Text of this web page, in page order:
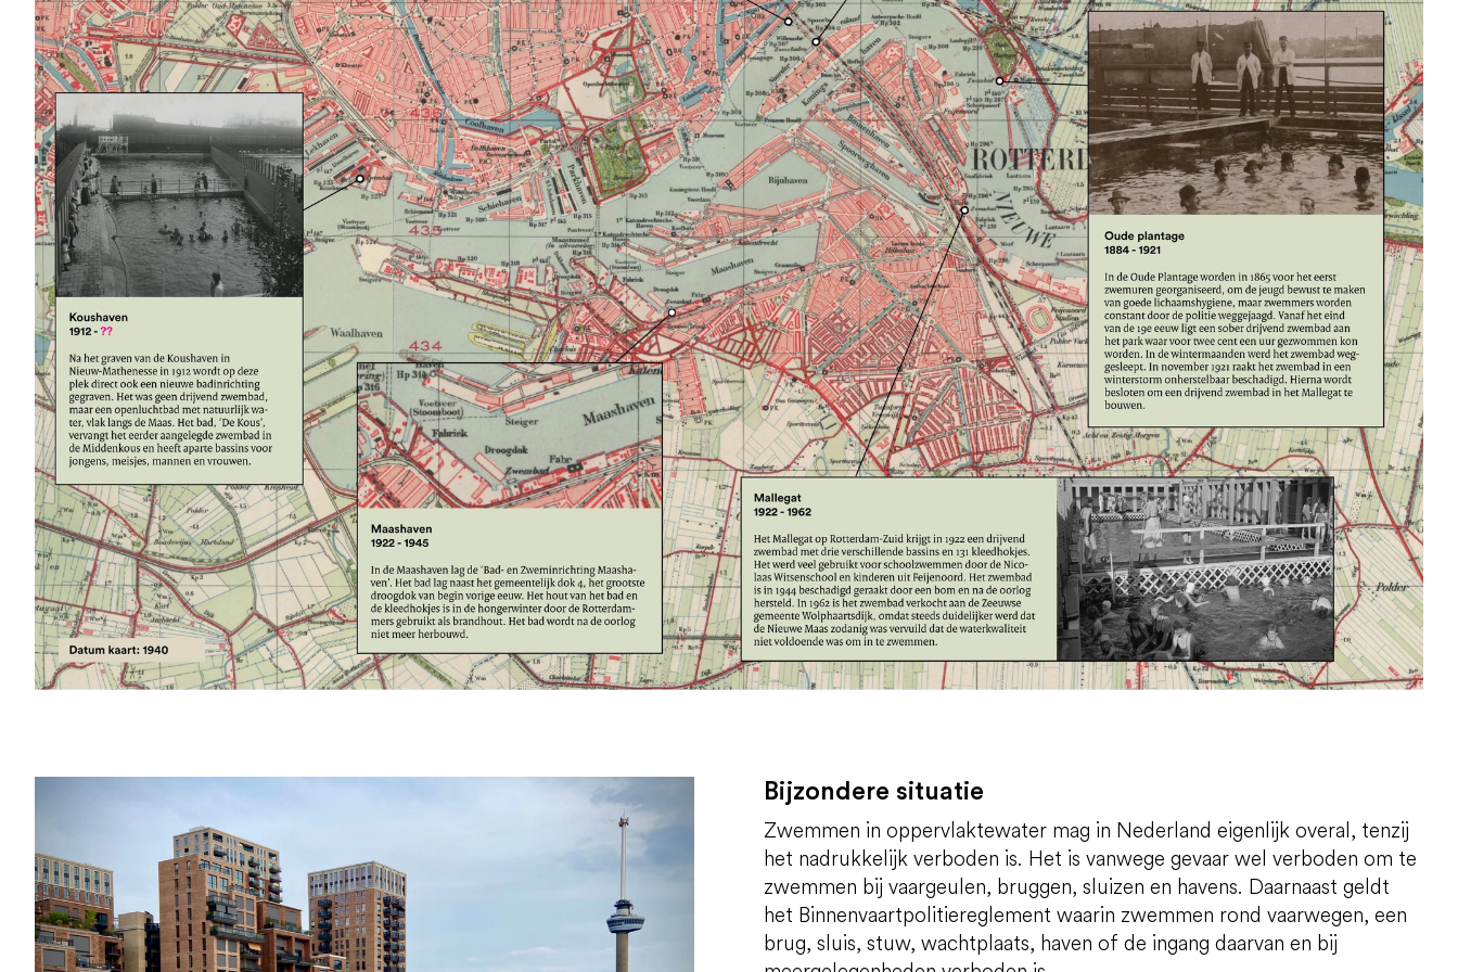
Bijzondere situatie
Zwemmen in oppervlaktewater mag in Nederland eigenlijk overal, tenzij
het nadrukkelijk verboden is. Het is vanwege gevaar wel verboden om te
zwemmen bij vaargeulen, bruggen, sluizen en havens. Daarnaast geldt
het Binnenvaartpolitiereglement waarin zwemmen rond vaarwegen, een
brug, sluis, stuw, wachtplaats, haven of de ingang daarvan en bij